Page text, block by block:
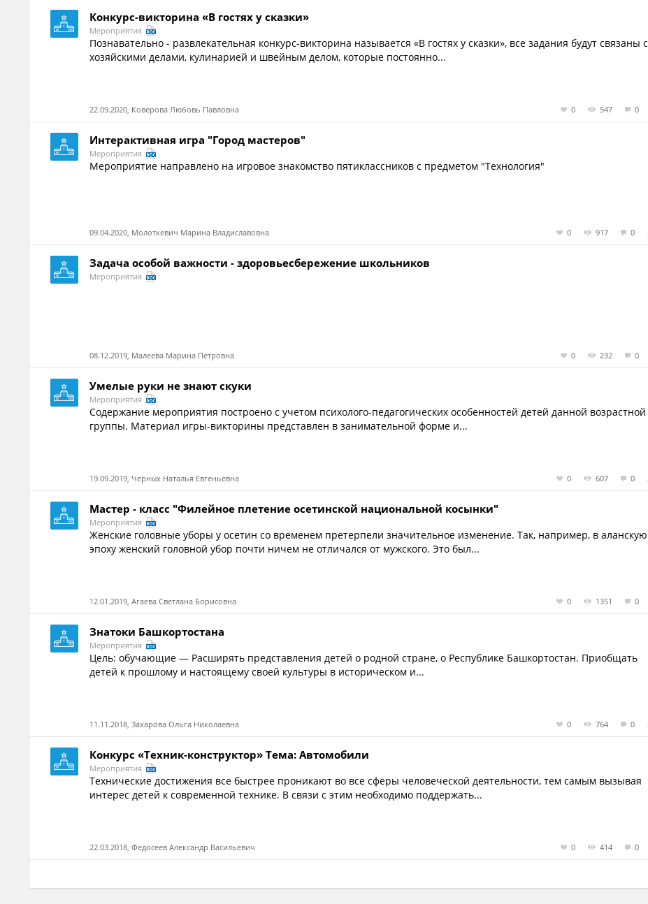
Конкурс-викторина «В гостях у сказки»
Мероприятия
Познавательно - развлекательная конкурс-викторина называется «В гостях у сказки», все задания будут связаны с
хозяйскими делами, кулинарией и швейным делом, которые постоянно...
22.09.2020, Коверова Любовь Павловна 0 547 0
Интерактивная игра "Город мастеров"
Мероприятия
Мероприятие направлено на игровое знакомство пятиклассников с предметом "Технология"
09.04.2020, Молоткевич Марина Владиславовна 0 917 0
Задача особой важности - здоровьесбережение школьников
Мероприятия
08.12.2019, Малеева Марина Петровна 0 232 0
Умелые руки не знают скуки
Мероприятия
Содержание мероприятия построено с учетом психолого-педагогических особенностей детей данной возрастной
группы. Материал игры-викторины представлен в занимательной форме и...
19.09.2019, Черных Наталья Евгеньевна 0 607 0
Мастер - класс "Филейное плетение осетинской национальной косынки"
Мероприятия
Женские головные уборы у осетин со временем претерпели значительное изменение. Так, например, в аланскую
эпоху женский головной убор почти ничем не отличался от мужского. Это был...
12.01.2019, Агаева Светлана Борисовна 0 1351 0
Знатоки Башкортостана
Мероприятия
Цель: обучающие — Расширять представления детей о родной стране, о Республике Башкортостан. Приобщать
детей к прошлому и настоящему своей культуры в историческом и...
11.11.2018, Захарова Ольга Николаевна 0 764 0
Конкурс «Техник-конструктор» Тема: Автомобили
Мероприятия
Технические достижения все быстрее проникают во все сферы человеческой деятельности, тем самым вызывая
интерес детей к современной технике. В связи с этим необходимо поддержать...
22.03.2018, Федосеев Александр Васильевич 0 414 0